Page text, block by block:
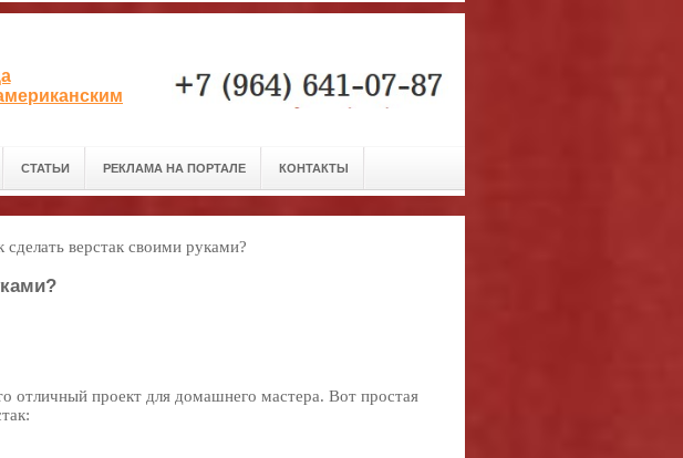
СТАТЬИ РЕКЛАМА НА ПОРТАЛЕ КОНТАКТЫ
сделать верстак своими руками?
отличный проект для домашнего мастера. Вот простая